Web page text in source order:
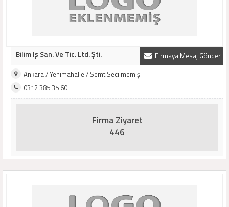
Firmaya Mesaj Gönder
Bilim Iş San. Ve Tic. Ltd. Şti.
Ankara / Yenimahalle / Semt Seçilmemiş
0312 385 35 60
Firma Ziyaret
446